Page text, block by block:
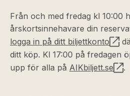
Från och med fredag kl 10:00
årskortsinnehavare din
logga in på ditt biljettkonto
ditt köp. Kl 17:00 på fredagen
upp för alla på AIKbiljett.se .